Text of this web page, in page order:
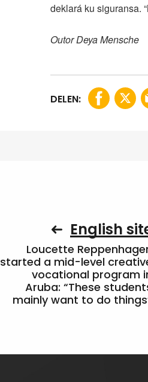
deklará ku siguransa.
Outor Deya Mensche
DELEN:
English
Loucette
started a mid-level
vocational program
Aruba: “These
mainly want to do